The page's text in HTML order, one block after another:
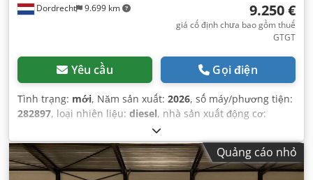
Dordrecht 9.699 km 9.250 €
giá cố định chưa bao gồm thuế
GTGT
Yêu cầu Gọi điện
Tình trạng: mới, Năm sản xuất: 2026, số máy/phương tiện:
282897, loại nhiên liệu: diesel, nhà sản xuất động cơ:
Quảng cáo nhỏ